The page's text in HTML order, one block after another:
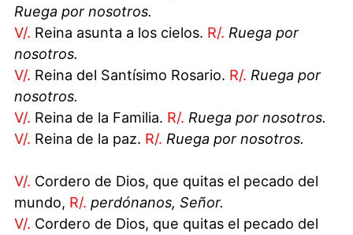
Ruega por nosotros.
V/. Reina asunta a los cielos. R/. Ruega por
nosotros.
V/. Reina del Santísimo Rosario. R/. Ruega por
nosotros.
V/. Reina de la Familia. R/. Ruega por nosotros.
V/. Reina de la paz. R/. Ruega por nosotros.
V/. Cordero de Dios, que quitas el pecado del
mundo, R/. perdónanos, Señor.
V/. Cordero de Dios, que quitas el pecado del